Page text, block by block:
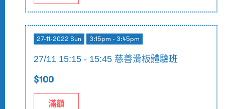
27-11-2022 Sun 3:15pm - 3:45pm
27/11 15:15 - 15:45 慈善滑板體驗班
$100
滿額